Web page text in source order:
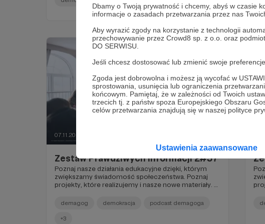
Dbamy o Twoją prywatność i chcemy, abyś w czasie
informacje o zasadach przetwarzania przez nas
Aby wyrazić zgody na korzystanie z technologii
przechowywanie przez Crowd8 sp. z o.o. oraz
DO SERWISU.
Jeśli chcesz dostosować lub zmienić swoje
Zgoda jest dobrowolna i możesz ją wycofać w
sprostowania, usunięcia lub ograniczenia
końcowym. Pamiętaj, że w zależności od Twoich
trzecich tj. z państw spoza Europejskiego Obszaru
celów przetwarzania znajdują się w naszej polityce
Ustawienia zaawansowane
decyzje wyborcze to nie zabawa.
07.11.2024
Zestaw Prawdziwych Informacji 2#57
Poznaj nasze działania edukacyjne dzięki, którym
zwiększamy świadomość społeczeństwa. Poznaj
projekty, które realizujemy i nasze nowe materiały. W
przyglądamy się bliżej teoriom spiskowym i fake
newsom, które towarzyszyły tym wydarzeniom z
Janem Jęczem ze specjalnym fragmencie, który
demagog demokracja podcast demagoga
+3